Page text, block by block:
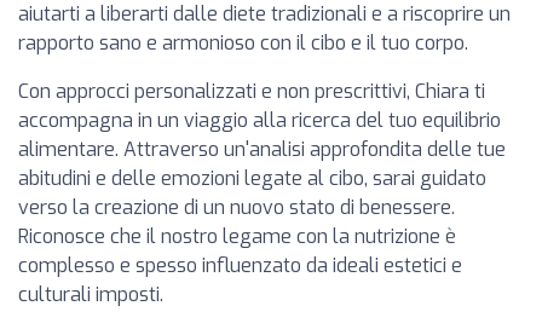
aiutarti a liberarti dalle diete tradizionali e a riscoprire un
rapporto sano e armonioso con il cibo e il tuo corpo.
Con approcci personalizzati e non prescrittivi, Chiara ti
accompagna in un viaggio alla ricerca del tuo equilibrio
alimentare. Attraverso un'analisi approfondita delle tue
abitudini e delle emozioni legate al cibo, sarai guidato
verso la creazione di un nuovo stato di benessere.
Riconosce che il nostro legame con la nutrizione è
complesso e spesso influenzato da ideali estetici e
culturali imposti.